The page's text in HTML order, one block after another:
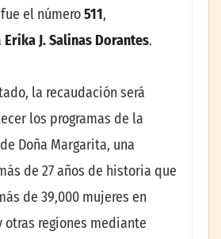
el número511,
Erika J. Salinas Dorantes.
la recaudación será
los programas de la
Doña Margarita, una
de 27 años de historia que
de 39,000 mujeres en
otras regiones mediante